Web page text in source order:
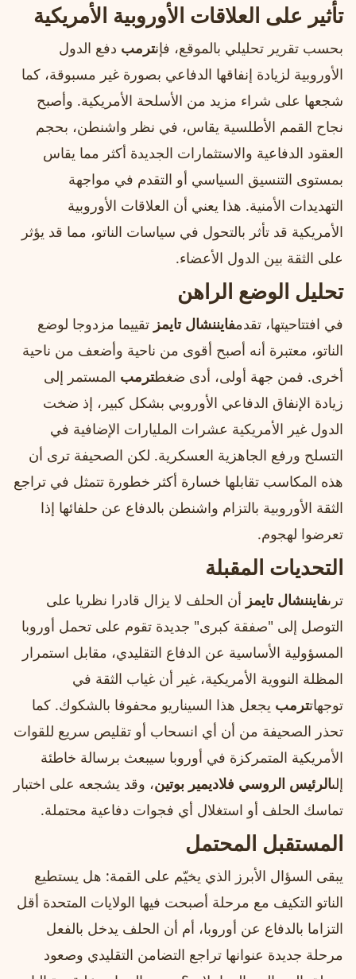
تأثير على العلاقات الأوروبية الأمريكية
بحسب تقرير تحليلي بالموقع، فإنترمب دفع الدول
الأوروبية لزيادة إنفاقها الدفاعي بصورة غير مسبوقة، كما
شجعها على شراء مزيد من الأسلحة الأمريكية. وأصبح
نجاح القمم الأطلسية يقاس، في نظر واشنطن، بحجم
العقود الدفاعية والاستثمارات الجديدة أكثر مما يقاس
بمستوى التنسيق السياسي أو التقدم في مواجهة
التهديدات الأمنية. هذا يعني أن العلاقات الأوروبية
الأمريكية قد تأثر بالتحول في سياسات الناتو، مما قد يؤثر
على الثقة بين الدول الأعضاء.
تحليل الوضع الراهن
في افتتاحيتها، تقدمفايننشال تايمز تقييما مزدوجا لوضع
الناتو، معتبرة أنه أصبح أقوى من ناحية وأضعف من ناحية
أخرى. فمن جهة أولى، أدى ضغطترمب المستمر إلى
زيادة الإنفاق الدفاعي الأوروبي بشكل كبير، إذ ضخت
الدول غير الأمريكية عشرات المليارات الإضافية في
التسلح ورفع الجاهزية العسكرية. لكن الصحيفة ترى أن
هذه المكاسب تقابلها خسارة أكثر خطورة تتمثل في تراجع
الثقة الأوروبية بالتزام واشنطن بالدفاع عن حلفائها إذا
تعرضوا لهجوم.
التحديات المقبلة
ترىفايننشال تايمز أن الحلف لا يزال قادرا نظريا على
التوصل إلى "صفقة كبرى" جديدة تقوم على تحمل أوروبا
المسؤولية الأساسية عن الدفاع التقليدي، مقابل استمرار
المظلة النووية الأمريكية، غير أن غياب الثقة في
توجهاتترمب يجعل هذا السيناريو محفوفا بالشكوك. كما
تحذر الصحيفة من أن أي انسحاب أو تقليص سريع للقوات
الأمريكية المتمركزة في أوروبا سيبعث برسالة خاطئة
إلىالرئيس الروسي فلاديمير بوتين، وقد يشجعه على اختبار
تماسك الحلف أو استغلال أي فجوات دفاعية محتملة.
المستقبل المحتمل
يبقى السؤال الأبرز الذي يخيّم على القمة: هل يستطيع
الناتو التكيف مع مرحلة أصبحت فيها الولايات المتحدة أقل
التزاما بالدفاع عن أوروبا، أم أن الحلف يدخل بالفعل
مرحلة جديدة عنوانها تراجع التضامن التقليدي وصعود